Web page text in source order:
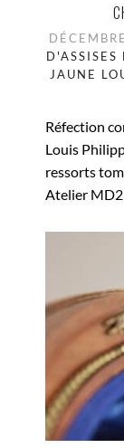
D'ASSISES
JAUNE
Réfection
Louis
ressorts
Atelier MD2